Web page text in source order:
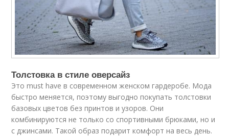
Толстовка в стиле оверсайз
Это must have в современном женском гардеробе. Мода
быстро меняется, поэтому выгодно покупать толстовки
базовых цветов без принтов и узоров. Они
комбинируются не только со спортивными брюками, но и
с джинсами. Такой образ подарит комфорт на весь день.